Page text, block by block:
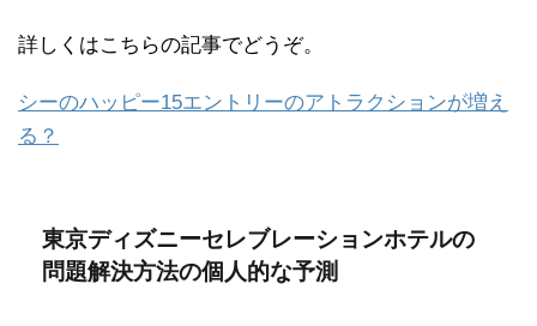
詳しくはこちらの記事でどうぞ。
シーのハッピー15エントリーのアトラクションが増え
る？
東京ディズニーセレブレーションホテルの
問題解決方法の個人的な予測